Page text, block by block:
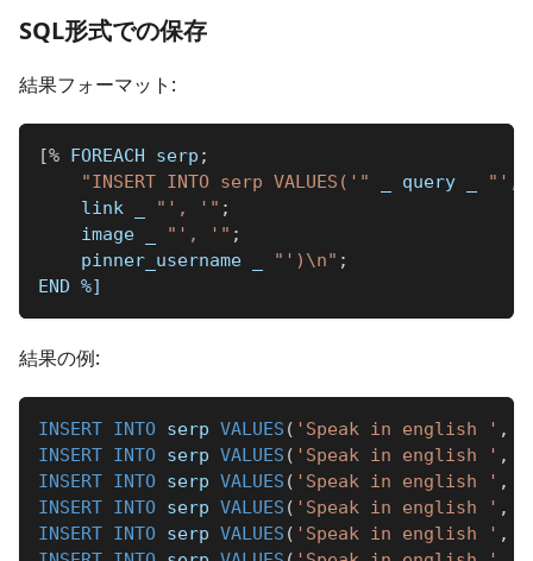
SQL形式での保存
結果フォーマット:
[% FOREACH serp ;
"INSERT INTO serp VALUES('"
query
"',
    link
"', '" ;
    image
"', '" ;
    pinner_username
"')\n" ;
END %]
結果の例:
INSERT INTO serp VALUES ( 'Speak in english ' ,
INSERT INTO serp VALUES ( 'Speak in english ' ,
INSERT INTO serp VALUES ( 'Speak in english ' ,
INSERT INTO serp VALUES ( 'Speak in english ' ,
INSERT INTO serp VALUES ( 'Speak in english ' ,